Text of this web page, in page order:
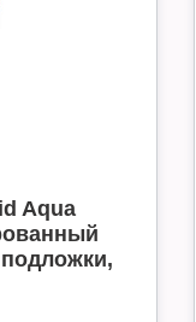
Aqua